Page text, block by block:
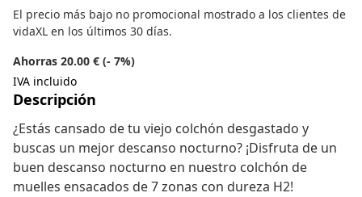
El precio más bajo no promocional mostrado a los clientes de
vidaXL en los últimos 30 días.
Ahorras 20.00 € (- 7%)
IVA incluido
Descripción
¿Estás cansado de tu viejo colchón desgastado y
buscas un mejor descanso nocturno? ¡Disfruta de un
buen descanso nocturno en nuestro colchón de
muelles ensacados de 7 zonas con dureza H2!